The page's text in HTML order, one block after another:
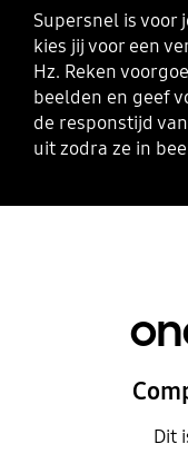
Supersnel is voor
kies jij voor een
Hz. Reken
beelden en geef
de responstijd
uit zodra ze in
Dit